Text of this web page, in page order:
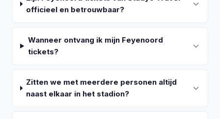
officieel en betrouwbaar?
Wanneer ontvang ik mijn Feyenoord
tickets?
Zitten we met meerdere personen altijd
naast elkaar in het stadion?